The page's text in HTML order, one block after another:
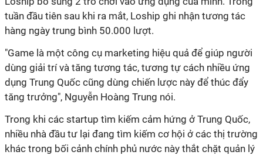
tuần đầu tiên sau khi ra mắt, Loship ghi nhận tương tác
hàng ngày trung bình 50.000 lượt.
"Game là một công cụ marketing hiệu quả để giúp người
dùng giải trí và tăng tương tác, tương tự cách nhiều ứng
dụng Trung Quốc cũng dùng chiến lược này để thúc đẩy
tăng trưởng", Nguyễn Hoàng Trung nói.
Trong khi các startup tìm kiếm cảm hứng ở Trung Quốc,
nhiều nhà đầu tư lại đang tìm kiếm cơ hội ở các thị trường
khác trong bối cảnh chính phủ nước này thắt chặt quản lý